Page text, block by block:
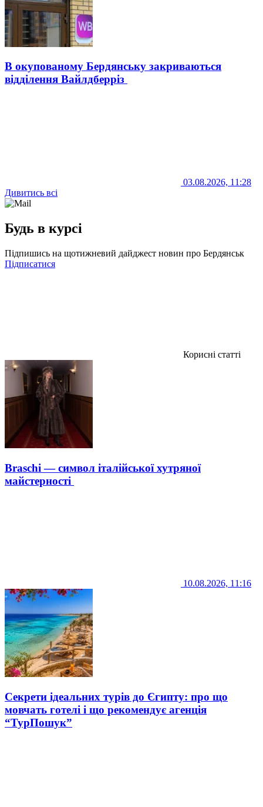
В окупованому Бердянську закриваються
відділення Вайлдберріз
03.08.2026, 11:28
Дивитись всі
Будь в курсі
Підпишись на щотижневий дайджест новин про Бердянськ
Підписатися
Корисні статті
Braschi — символ італійської хутряної
майстерності
10.08.2026, 11:16
Секрети ідеальних турів до Єгипту: про що
мовчать готелі і що рекомендує агенція
“ТурПошук”